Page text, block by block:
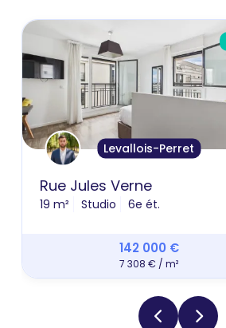
Levallois-Perret
Rue Jules Verne
19 m² Studio 6e ét.
142 000 €
7 308 € / m²